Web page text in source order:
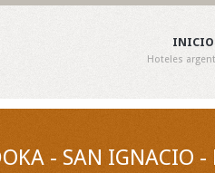
INICIO
Hoteles
- SAN IGNACIO -